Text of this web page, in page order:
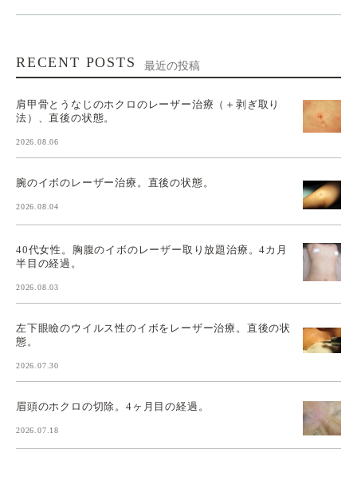
RECENT POSTS 最近の投稿
肩甲骨とうなじのホクロのレーザー治療（＋剥ぎ取り
法）、直後の状態。
2026.08.06
腕のイボのレーザー治療。直後の状態。
2026.08.04
40代女性。胸腹のイボのレーザー取り放題治療。4カ月
半目の経過。
2026.08.03
左下眼瞼のウイルス性のイボをレーザー治療。直後の状
態。
2026.07.30
眉頭のホクロの切除。4ヶ月目の経過。
2026.07.18